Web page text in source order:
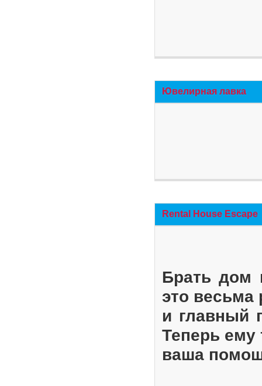
Ювелирная лавка
Rental House Escape
Брать дом
это весьма
и главный
Теперь ему
ваша